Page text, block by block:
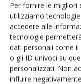
Per fornire le migliori
utilizziamo
accedere alle
tecnologie
dati personali come
o gli ID univoci su
personalizzati. Non
influire
Rimani
Iscriviti